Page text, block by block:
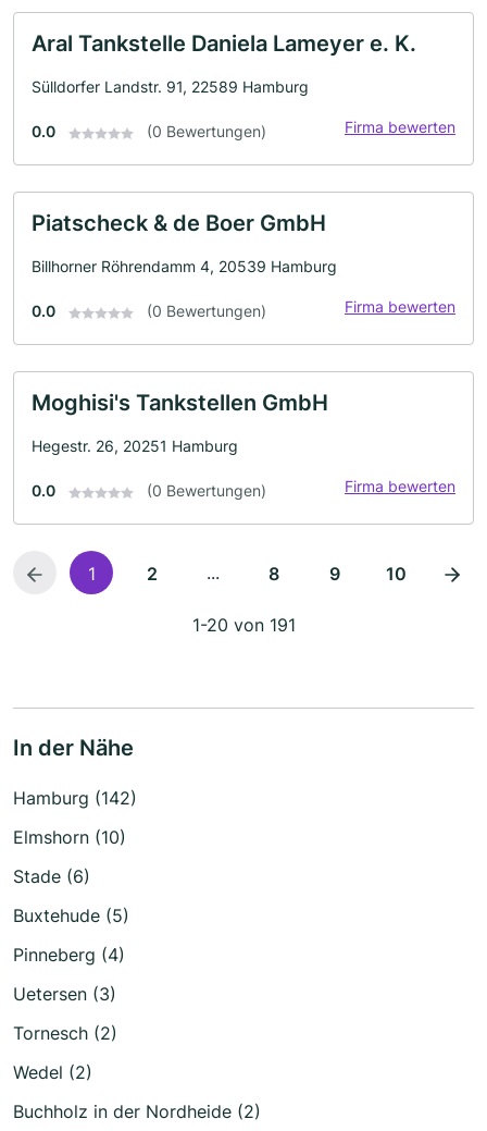
Aral Tankstelle Daniela Lameyer e. K.
Sülldorfer Landstr. 91, 22589 Hamburg
0.0 (0 Bewertungen) Firma bewerten
Piatscheck & de Boer GmbH
Billhorner Röhrendamm 4, 20539 Hamburg
0.0 (0 Bewertungen) Firma bewerten
Moghisi's Tankstellen GmbH
Hegestr. 26, 20251 Hamburg
0.0 (0 Bewertungen) Firma bewerten
1 2 ... 8 9 10
1-20 von 191
In der Nähe
Hamburg (142)
Elmshorn (10)
Stade (6)
Buxtehude (5)
Pinneberg (4)
Uetersen (3)
Tornesch (2)
Wedel (2)
Buchholz in der Nordheide (2)